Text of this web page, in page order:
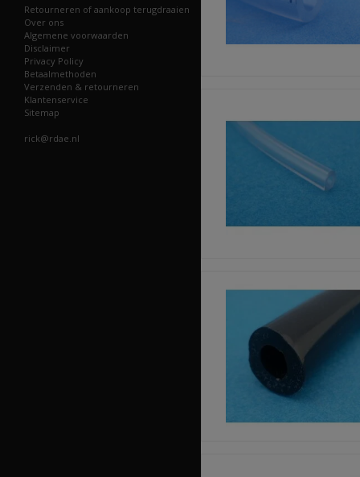
Retourneren of aankoop terugdraaien
Over ons
Algemene voorwaarden
Disclaimer
Privacy Policy
Betaalmethoden
Verzenden & retourneren
Klantenservice
Sitemap
rick@rdae.nl